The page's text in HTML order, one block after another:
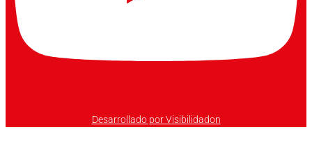
Desarrollado por Visibilidadon